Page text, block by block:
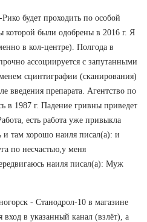
будет проходить по особой
которой были одобрены в 2016 г. Я
в кол-центре). Полгода в
ассоциируется с запутанными
сцинтиграфии (сканирования)
введения препарата. Агентство по
в 1987 г. Падение гривны приведет
есть работа уже привыкла
и там хорошо наиля писал(а): и
по несчастью,у меня
наиля писал(а): Муж
- Станодрол-10 в магазине
вход в указанный канал (взлёт), а